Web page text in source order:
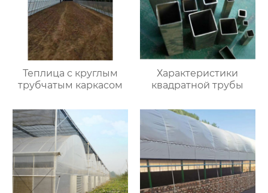
Теплица с круглым
трубчатым каркасом
Характеристики
квадратной трубы